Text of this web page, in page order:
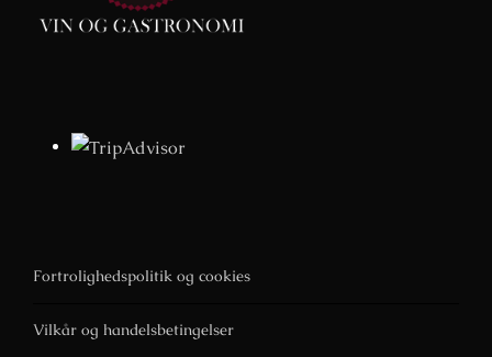
Fortrolighedspolitik og cookies
Vilkår og handelsbetingelser